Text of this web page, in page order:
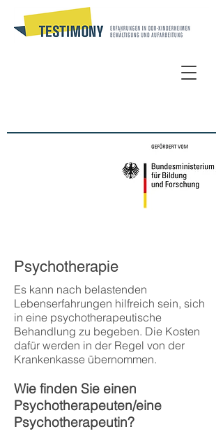
Psychotherapie
Es kann nach belastenden
Lebenserfahrungen hilfreich sein, sich
in eine psychotherapeutische
Behandlung zu begeben. Die Kosten
dafür werden in der Regel von der
Krankenkasse übernommen.
Wie finden Sie einen
Psychotherapeuten/eine
Psychotherapeutin?